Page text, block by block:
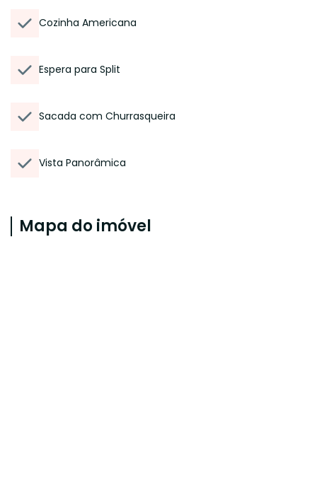
Cozinha Americana
Espera para Split
Sacada com Churrasqueira
Vista Panorâmica
Mapa do imóvel